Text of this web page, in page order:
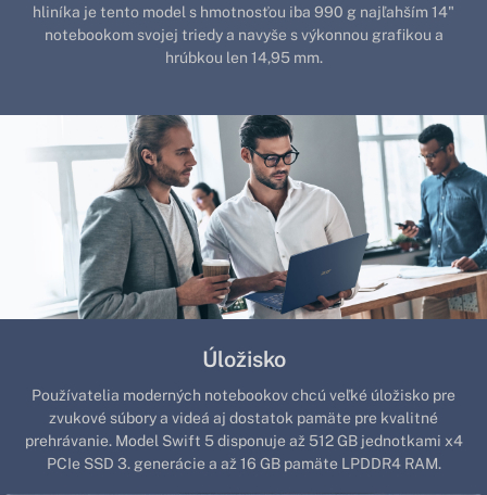
hliníka je tento model s hmotnosťou iba 990 g najľahším 14"
notebookom svojej triedy a navyše s výkonnou grafikou a
hrúbkou len 14,95 mm.
Úložisko
Používatelia moderných notebookov chcú veľké úložisko pre
zvukové súbory a videá aj dostatok pamäte pre kvalitné
prehrávanie. Model Swift 5 disponuje až 512 GB jednotkami x4
PCIe SSD 3. generácie a až 16 GB pamäte LPDDR4 RAM.